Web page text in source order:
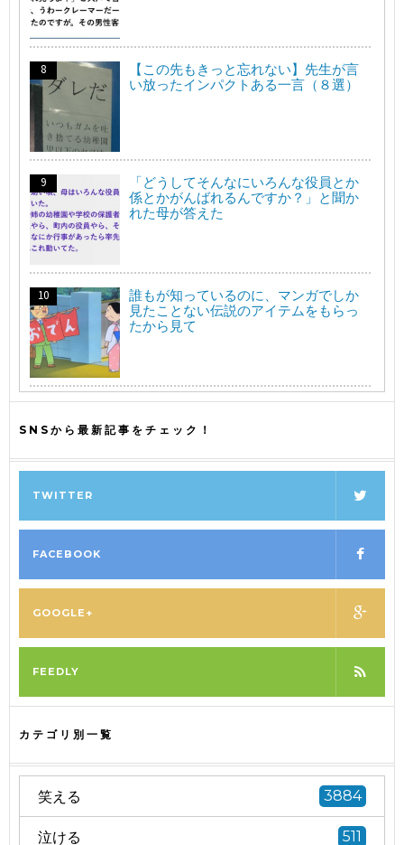
【この先もきっと忘れない】先生が言
い放ったインパクトある一言（８選）
「どうしてそんなにいろんな役員とか
係とかがんばれるんですか？」と聞か
れた母が答えた
誰もが知っているのに、マンガでしか
見たことない伝説のアイテムをもらっ
たから見て
SNSから最新記事をチェック！
TWITTER
FACEBOOK
GOOGLE+
FEEDLY
カテゴリ別一覧
笑える 3884
泣ける 511